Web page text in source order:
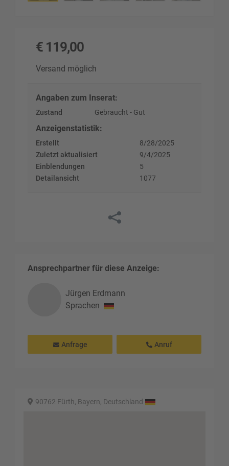
€ 119,00
Versand möglich
Angaben zum Inserat:
Zustand Gebraucht - Gut
Anzeigenstatistik:
Erstellt
8/28/2025
Zuletzt aktualisiert
9/4/2025
Einblendungen
5
Detailansicht
1077
Ansprechpartner für diese Anzeige:
Jürgen Erdmann
Sprachen
Anfrage Anruf
90762 Fürth, Bayern, Deutschland